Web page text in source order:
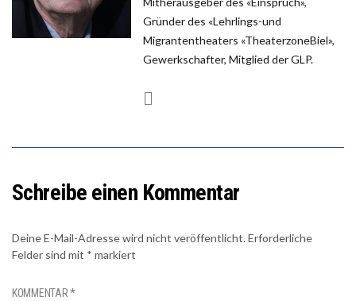
Gründer des «Lehrlings-und
Migrantentheaters «TheaterzoneBiel»,
Gewerkschafter, Mitglied der GLP.
Schreibe einen Kommentar
Deine E-Mail-Adresse wird nicht veröffentlicht.Erforderliche
Felder sind mit * markiert
KOMMENTAR*